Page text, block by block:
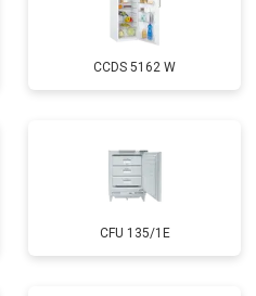
CCDS 5162 W
CFU 135/1E